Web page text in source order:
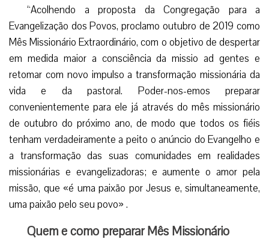
“Acolhendo a proposta da Congregação para a
Evangelização dos Povos, proclamo outubro de 2019 como
Mês Missionário Extraordinário, com o objetivo de despertar
em medida maior a consciência da missio ad gentes e
retomar com novo impulso a transformação missionária da
vida e da pastoral. Poder-nos-emos preparar
convenientemente para ele já através do mês missionário
de outubro do próximo ano, de modo que todos os fiéis
tenham verdadeiramente a peito o anúncio do Evangelho e
a transformação das suas comunidades em realidades
missionárias e evangelizadoras; e aumente o amor pela
missão, que «é uma paixão por Jesus e, simultaneamente,
uma paixão pelo seu povo» .
Quem e como preparar Mês Missionário